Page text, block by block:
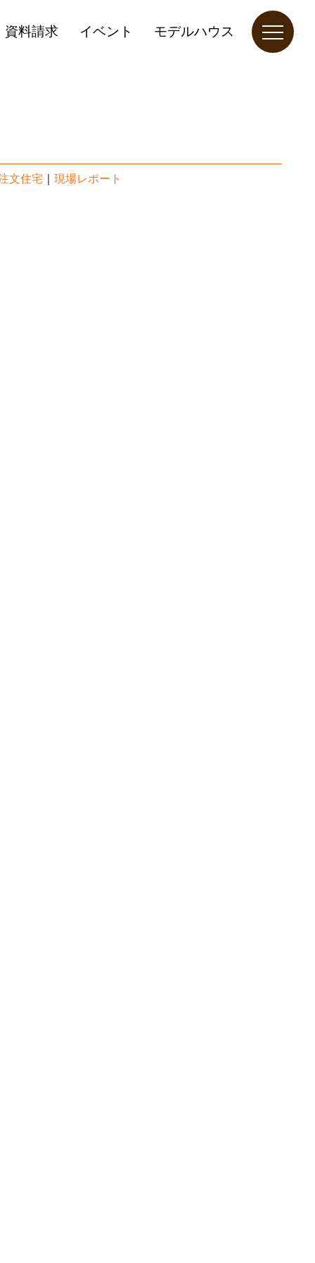
資料請求 イベント モデルハウス
文住宅 現場レポート